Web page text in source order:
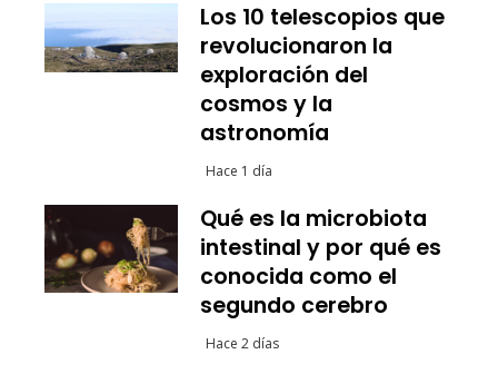
Los 10 telescopios que
revolucionaron la
exploración del
cosmos y la
astronomía
Hace 1 día
Qué es la microbiota
intestinal y por qué es
conocida como el
segundo cerebro
Hace 2 días